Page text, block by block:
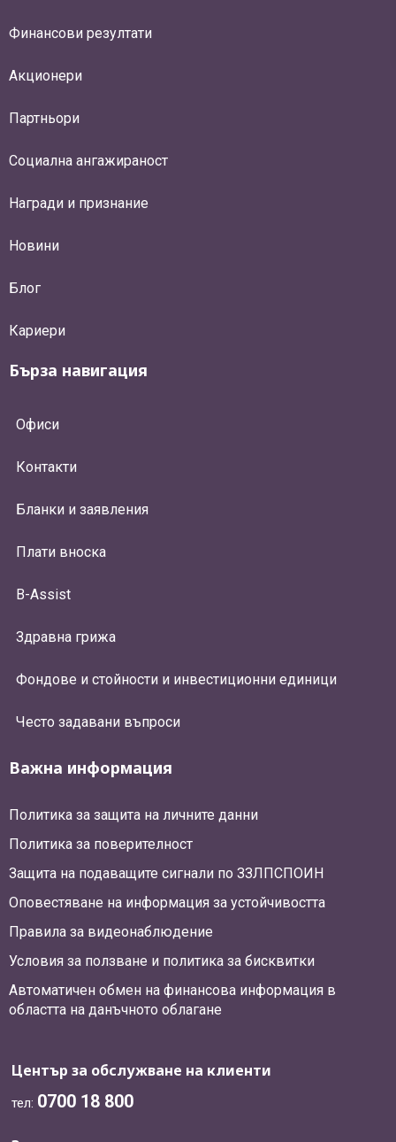
Финансови резултати
Акционери
Партньори
Социална ангажираност
Награди и признание
Новини
Блог
Кариери
Бърза навигация
Офиси
Контакти
Бланки и заявления
Плати вноска
B-Assist
Здравна грижа
Фондове и стойности и инвестиционни единици
Често задавани въпроси
Важна информация
Политика за защита на личните данни
Политика за поверителност
Защита на подаващите сигнали по ЗЗЛПСПОИН
Оповестяване на информация за устойчивостта
Правила за видеонаблюдение
Условия за ползване и политика за бисквитки
Автоматичен обмен на финансова информация в
областта на данъчното облагане
Център за обслужване на клиенти
тел: 0700 18 800